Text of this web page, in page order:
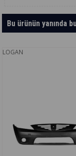
Bu ürünün yanında
LOGAN